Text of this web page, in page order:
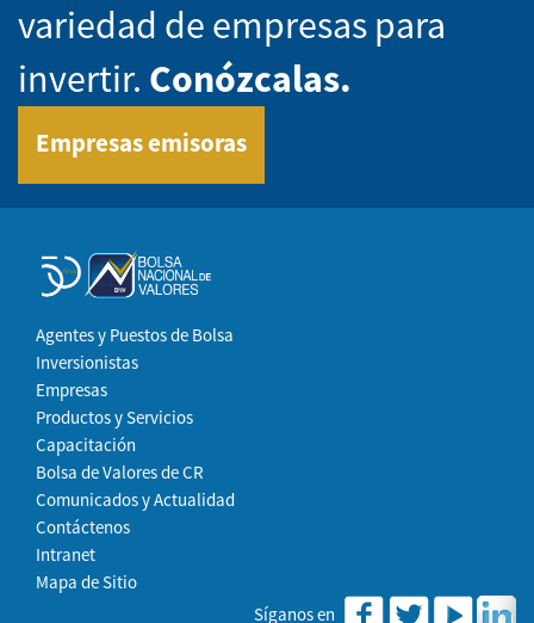
variedad de empresas para
invertir. Conózcalas.
Empresas emisoras
Agentes y Puestos de Bolsa
Inversionistas
Empresas
Productos y Servicios
Capacitación
Bolsa de Valores de CR
Comunicados y Actualidad
Contáctenos
Intranet
Mapa de Sitio
Síganos en